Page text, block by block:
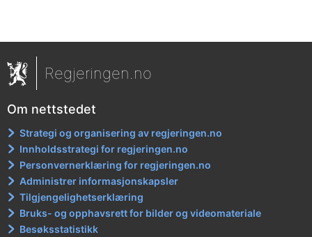
Regjeringen.no
Om nettstedet
Strategi og organisering av regjeringen.no
Innholdsstrategi for regjeringen.no
Personvernerklæring for regjeringen.no
Administrer informasjonskapsler
Tilgjengelighetserklæring
Bruks- og opphavsrett for bilder og videomateriale
Besøksstatistikk